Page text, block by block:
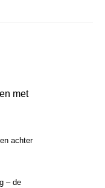
met
achter
– de